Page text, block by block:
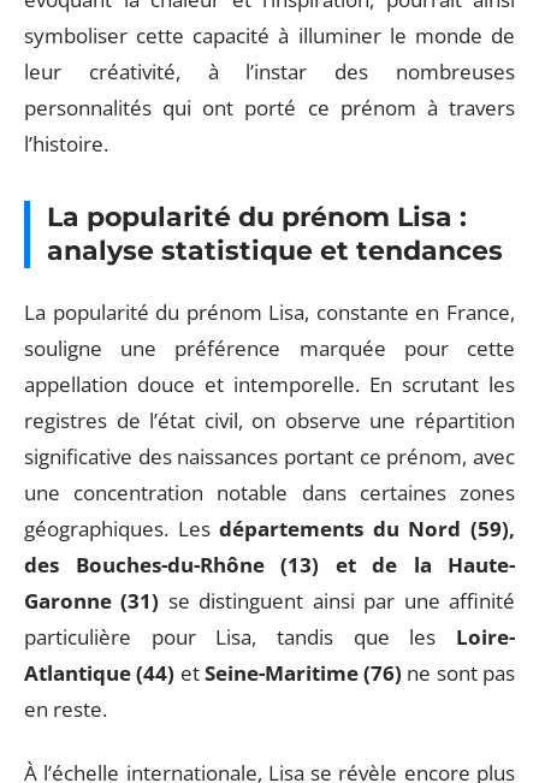
symboliser cette capacité à illuminer le monde de
leur créativité, à l’instar des nombreuses
personnalités qui ont porté ce prénom à travers
l’histoire.
La popularité du prénom Lisa :
analyse statistique et tendances
La popularité du prénom Lisa, constante en France,
souligne une préférence marquée pour cette
appellation douce et intemporelle. En scrutant les
registres de l’état civil, on observe une répartition
significative des naissances portant ce prénom, avec
une concentration notable dans certaines zones
géographiques. Lesdépartements du Nord (59),
des Bouches-du-Rhône (13) et de la Haute-
Garonne (31) se distinguent ainsi par une affinité
particulière pour Lisa, tandis que les Loire-
Atlantique (44) etSeine-Maritime (76) ne sont pas
en reste.
À l’échelle internationale, Lisa se révèle encore plus